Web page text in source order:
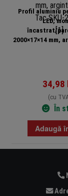
Profil aluminiu
LED,
încastrat/
2000×17×14 mm,
34,98
(cu
În
Adaugă